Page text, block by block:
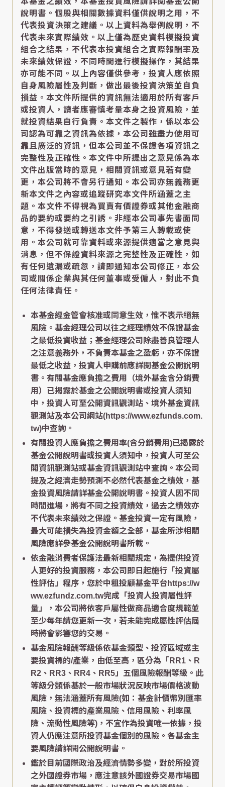
說明書。個股與相關數據資料僅供說明之用，不
代表投資決策之建議。以上資料為舉例說明，不
代表未來實際績效。以上僅為歷史資料模擬投資
組合之結果，不代表本投資組合之實際報酬率及
未來績效保證，不同時間進行模擬操作，其結果
亦可能不同。以上內容僅供參考，投資人應依照
自身風險屬性及判斷，做出最後投資決策並自負
損益。本文件所提供的資訊無法適用於所有客戶
或投資人，讀者應審慎考量本身之投資風險，並
就投資結果自行負責。本文件之製作，係以本公
司認為可靠之資訊為依據，本公司雖盡力使用可
靠且廣泛的資訊，但本公司並不保證各項資訊之
完整性及正確性。本文件中所提出之意見係為本
文件出版當時的意見，相關資訊或意見若有變
更，本公司將不會另行通知。本公司亦無義務更
新本文件之內容或追蹤研究本文件所涵蓋之主
題。本文件不得視為買賣有價證券或其他金融商
品的要約或要約之引誘。非經本公司事先書面同
意，不得發送或轉送本文件予第三人轉載或使
用。本公司就可靠資料或來源提供適當之意見與
消息，但不保證資料來源之完整性及正確性，如
有任何遺漏或疏忽，請即通知本公司修正，本公
司或關係企業與其任何董事或受僱人，對此不負
任何法律責任。
本基金經金管會核准或同意生效，惟不表示絕無
風險。基金經理公司以往之經理績效不保證基金
之最低投資收益；基金經理公司除盡善良管理人
之注意義務外，不負責本基金之盈虧，亦不保證
最低之收益，投資人申購前應詳閱基金公開說明
書。有關基金應負擔之費用（境外基金含分銷費
用）已揭露於基金之公開說明書或投資人須知
中，投資人可至公開資訊觀測站、境外基金資訊
觀測站及本公司網站(https://www.ezfunds.com.
tw)中查詢。
有關投資人應負擔之費用率(含分銷費用)已揭露於
基金公開說明書或投資人須知中，投資人可至公
開資訊觀測站或基金資訊觀測站中查詢。本公司
提及之經濟走勢預測不必然代表基金之績效，基
金投資風險請詳基金公開說明書。投資人因不同
時間進場，將有不同之投資績效，過去之績效亦
不代表未來績效之保證。基金投資一定有風險，
最大可能損失為投資金額之全部，基金所涉相關
風險應詳參基金公開說明書所載。
依金融消費者保護法最新相關規定，為提供投資
人更好的投資服務，本公司即日起施行「投資屬
性評估」程序，您於中租投顧基金平台https://w
ww.ezfundz.com.tw完成「投資人投資屬性評
量」，本公司將依客戶屬性做商品適合度規範並
至少每年請您更新一次，若未能完成屬性評估屆
時將會影響您的交易。
基金風險報酬等級係依基金類型、投資區域或主
要投資標的/產業，由低至高，區分為「RR1、R
R2、RR3、RR4、RR5」五個風險報酬等級。此
等級分類係基於一般市場狀況反映市場價格波動
風險，無法涵蓋所有風險(如：基金計價幣別匯率
風險、投資標的產業風險、信用風險、利率風
險、流動性風險等)，不宜作為投資唯一依據，投
資人仍應注意所投資基金個別的風險。各基金主
要風險請詳閱公開說明書。
鑑於目前國際政治及經濟情勢多變，對於所投資
之外國證券市場，應注意該外國證券交易市場國